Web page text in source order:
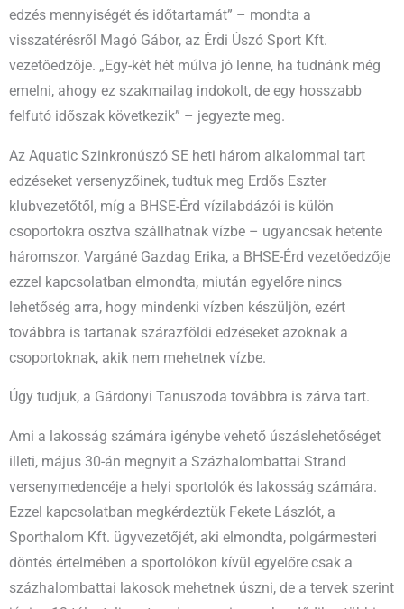
edzés mennyiségét és időtartamát” – mondta a
visszatérésről Magó Gábor, az Érdi Úszó Sport Kft.
vezetőedzője. „Egy-két hét múlva jó lenne, ha tudnánk még
emelni, ahogy ez szakmailag indokolt, de egy hosszabb
felfutó időszak következik” – jegyezte meg.
Az Aquatic Szinkronúszó SE heti három alkalommal tart
edzéseket versenyzőinek, tudtuk meg Erdős Eszter
klubvezetőtől, míg a BHSE-Érd vízilabdázói is külön
csoportokra osztva szállhatnak vízbe – ugyancsak hetente
háromszor. Vargáné Gazdag Erika, a BHSE-Érd vezetőedzője
ezzel kapcsolatban elmondta, miután egyelőre nincs
lehetőség arra, hogy mindenki vízben készüljön, ezért
továbbra is tartanak szárazföldi edzéseket azoknak a
csoportoknak, akik nem mehetnek vízbe.
Úgy tudjuk, a Gárdonyi Tanuszoda továbbra is zárva tart.
Ami a lakosság számára igénybe vehető úszáslehetőséget
illeti, május 30-án megnyit a Százhalombattai Strand
versenymedencéje a helyi sportolók és lakosság számára.
Ezzel kapcsolatban megkérdeztük Fekete Lászlót, a
Sporthalom Kft. ügyvezetőjét, aki elmondta, polgármesteri
döntés értelmében a sportolókon kívül egyelőre csak a
százhalombattai lakosok mehetnek úszni, de a tervek szerint